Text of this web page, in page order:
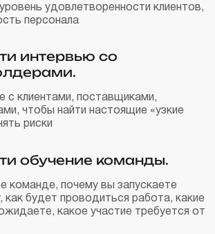
удовлетворенности клиентов,
персонала
интервью со
с клиентами, поставщиками,
чтобы найти настоящие «узкие
риски
обучение команды.
команде, почему вы запускаете
как будет проводиться работа, какие
какое участие требуется от